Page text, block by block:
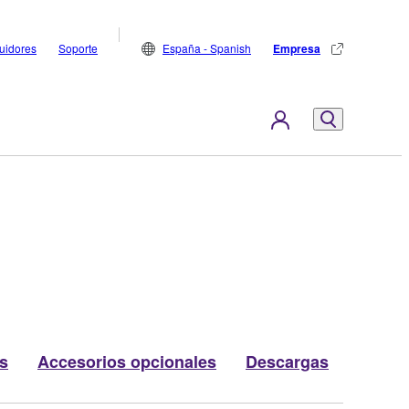
Soporte España - Spanish Empresa
Accesorios opcionales Descargas